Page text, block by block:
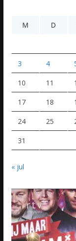
M
D
3 4
10 11
17 18
24 25
31
« jul